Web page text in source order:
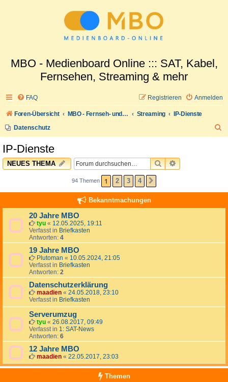
MBO - Medienboard Online ::: SAT, Kabel,
Fernsehen, Streaming & mehr
FAQ Anmelden
Registrieren
Foren-Übersicht MBO - Fernseh- und Medienwelt Streaming
IP-Dienste
Datenschutz
IP-Dienste
NEUES THEMA SUCHEERWEITERTE
94 Themen 1 2 3 4
Bekanntmachungen
20 Jahre MBO
tyu « 12.05.2025, 19:11
Verfasst in Briefkasten
Antworten: 4
19 Jahre MBO
Plutoman « 10.05.2024, 21:05
Verfasst in Briefkasten
Antworten: 2
Datenschutzerklärung
maadien « 24.05.2018, 23:10
Verfasst in Briefkasten
Serverumzug
tyu « 26.08.2017, 09:49
Verfasst in 1: SAT-News
Antworten: 6
12 Jahre MBO
maadien « 22.05.2017, 23:03
Themen